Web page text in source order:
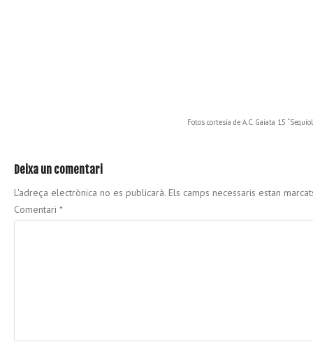
Fotos cortesía de A.C. Gaiata 15
Deixa un comentari
L'adreça electrònica no es publicarà. Els camps necessaris estan
Comentari *